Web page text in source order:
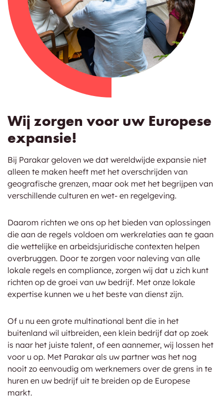
Wij zorgen voor uw Europese
expansie!
Bij Parakar geloven we dat wereldwijde expansie niet
alleen te maken heeft met het overschrijden van
geografische grenzen, maar ook met het begrijpen van
verschillende culturen en wet- en regelgeving.
Daarom richten we ons op het bieden van oplossingen
die aan de regels voldoen om werkrelaties aan te gaan
die wettelijke en arbeidsjuridische contexten helpen
overbruggen. Door te zorgen voor naleving van alle
lokale regels en compliance, zorgen wij dat u zich kunt
richten op de groei van uw bedrijf. Met onze lokale
expertise kunnen we u het beste van dienst zijn.
Of u nu een grote multinational bent die in het
buitenland wil uitbreiden, een klein bedrijf dat op zoek
is naar het juiste talent, of een aannemer, wij lossen het
voor u op. Met Parakar als uw partner was het nog
nooit zo eenvoudig om werknemers over de grens in te
huren en uw bedrijf uit te breiden op de Europese
markt.